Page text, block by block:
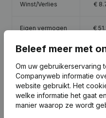
Winst/Verlies €
Eigen vermogen €
Brutomarge €
Publicatiesvan
Beleef meer met
Om uw gebruikerservaring
Companyweb informatie
website gebruikt. Het
welke informatie het gaat
manier waarop ze wordt